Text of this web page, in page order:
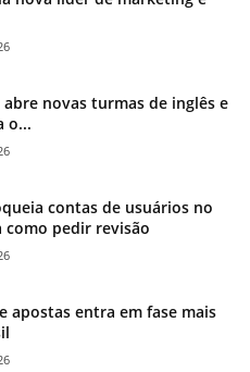
abre novas turmas de inglês e
o...
contas de usuários no
como pedir revisão
apostas entra em fase mais